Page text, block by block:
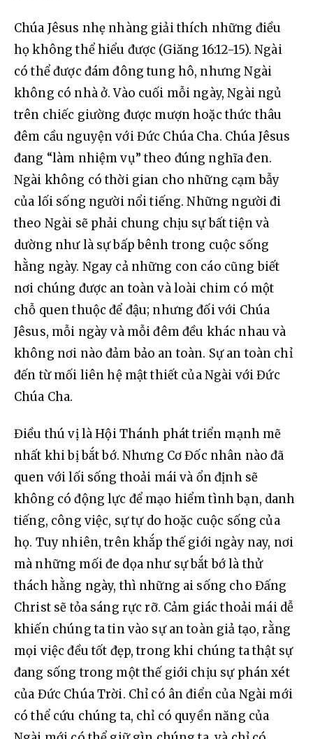
Chúa Jêsus nhẹ nhàng giải thích những điều
họ không thể hiểu được (Giăng 16:12-15). Ngài
có thể được đám đông tung hô, nhưng Ngài
không có nhà ở. Vào cuối mỗi ngày, Ngài ngủ
trên chiếc giường được mượn hoặc thức thâu
đêm cầu nguyện với Đức Chúa Cha. Chúa Jêsus
đang “làm nhiệm vụ” theo đúng nghĩa đen.
Ngài không có thời gian cho những cạm bẫy
của lối sống người nổi tiếng. Những người đi
theo Ngài sẽ phải chung chịu sự bất tiện và
dường như là sự bấp bênh trong cuộc sống
hằng ngày. Ngay cả những con cáo cũng biết
nơi chúng được an toàn và loài chim có một
chỗ quen thuộc để đậu; nhưng đối với Chúa
Jêsus, mỗi ngày và mỗi đêm đều khác nhau và
không nơi nào đảm bảo an toàn. Sự an toàn chỉ
đến từ mối liên hệ mật thiết của Ngài với Đức
Chúa Cha.
Điều thú vị là Hội Thánh phát triển mạnh mẽ
nhất khi bị bắt bớ. Nhưng Cơ Đốc nhân nào đã
quen với lối sống thoải mái và ổn định sẽ
không có động lực để mạo hiểm tình bạn, danh
tiếng, công việc, sự tự do hoặc cuộc sống của
họ. Tuy nhiên, trên khắp thế giới ngày nay, nơi
mà những mối đe dọa như sự bắt bớ là thử
thách hằng ngày, thì những ai sống cho Đấng
Christ sẽ tỏa sáng rực rỡ. Cảm giác thoải mái dễ
khiến chúng ta tin vào sự an toàn giả tạo, rằng
mọi việc đều tốt đẹp, trong khi chúng ta thật sự
đang sống trong một thế giới chịu sự phán xét
của Đức Chúa Trời. Chỉ có ân điển của Ngài mới
có thể cứu chúng ta, chỉ có quyền năng của